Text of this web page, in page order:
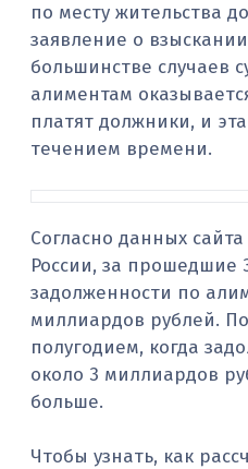
по месту жительства
заявление о
большинстве случаев
алиментам
платят должники, и
течением времени.
Согласно данных
России, за прошедшие
задолженности по
миллиардов рублей.
полугодием, когда
около 3 миллиардов
больше.
Чтобы узнать, как